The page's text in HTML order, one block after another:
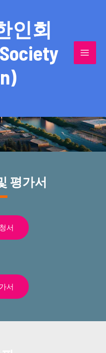
인회
중심인 문화센터
평가서
서
서